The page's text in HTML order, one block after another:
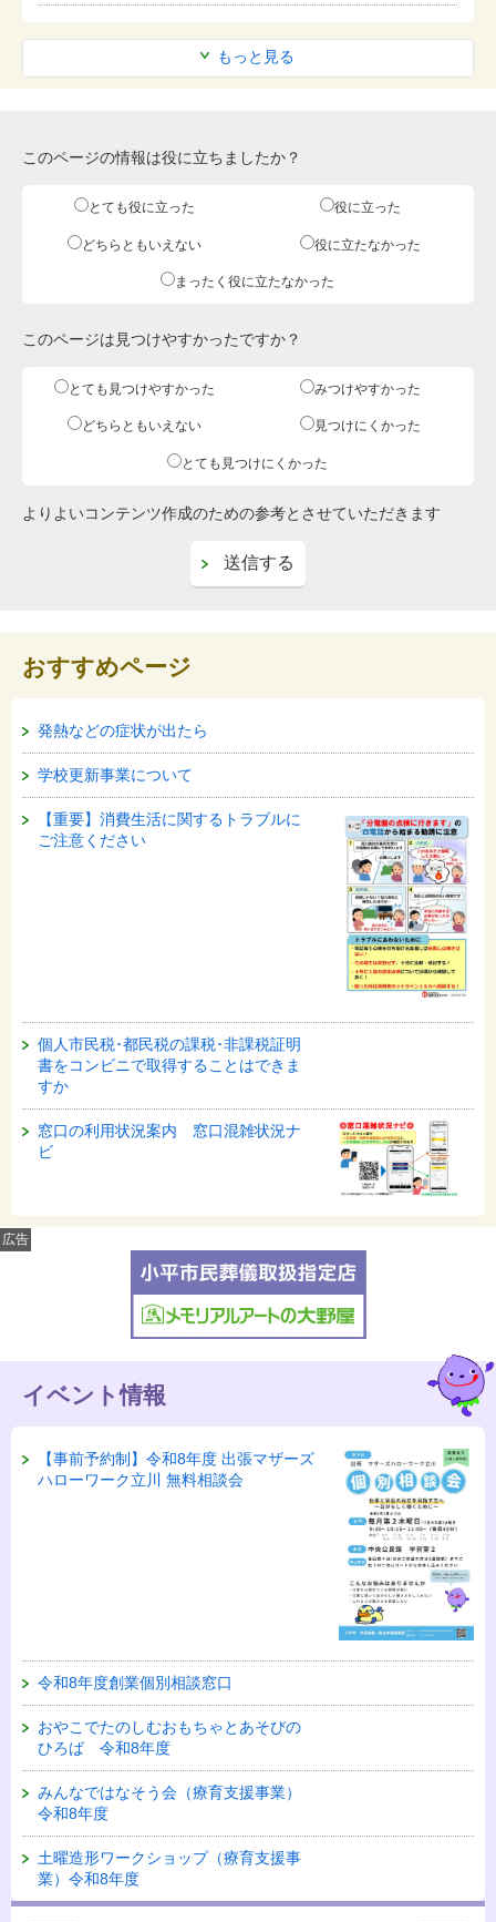
もっと見る
このページの情報は役に立ちましたか？
とても役に立った 役に立った
どちらともいえない 役に立たなかった
まったく役に立たなかった
このページは見つけやすかったですか？
とても見つけやすかった みつけやすかった
どちらともいえない 見つけにくかった
とても見つけにくかった
よりよいコンテンツ作成のための参考とさせていただきます
おすすめページ
発熱などの症状が出たら
学校更新事業について
【重要】消費生活に関するトラブルに
ご注意ください
個人市民税･都民税の課税･非課税証明
書をコンビニで取得することはできま
すか
窓口の利用状況案内 窓口混雑状況ナ
ビ
広告
イベント情報
【事前予約制】令和8年度 出張マザーズ
ハローワーク立川 無料相談会
令和8年度創業個別相談窓口
おやこでたのしむおもちゃとあそびの
ひろば 令和8年度
みんなではなそう会（療育支援事業）
令和8年度
土曜造形ワークショップ（療育支援事
業）令和8年度